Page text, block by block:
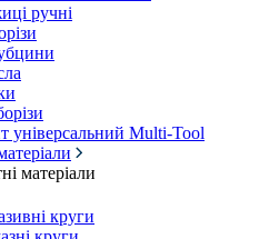
ручні
універсальний Multi-Tool
матеріали
круги